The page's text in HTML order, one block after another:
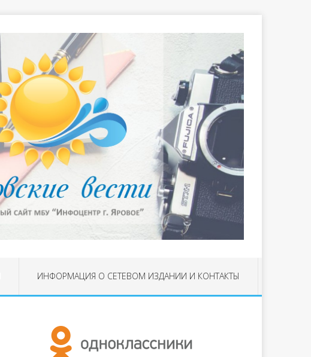
ИНФОРМАЦИЯ О СЕТЕВОМ ИЗДАНИИ И КОНТАКТЫ